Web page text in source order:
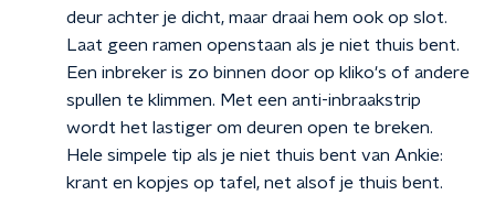
deur achter je dicht, maar draai hem ook op slot.
Laat geen ramen openstaan als je niet thuis bent.
Een inbreker is zo binnen door op kliko's of andere
spullen te klimmen. Met een anti-inbraakstrip
wordt het lastiger om deuren open te breken.
Hele simpele tip als je niet thuis bent van Ankie:
krant en kopjes op tafel, net alsof je thuis bent.